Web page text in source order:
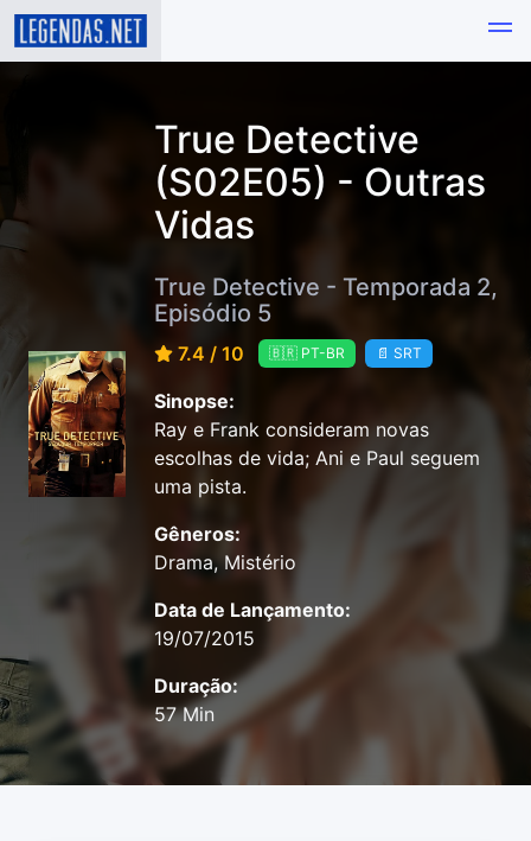
True Detective
(S02E05) - Outras
Vidas
True Detective - Temporada 2,
Episódio 5
7.4 / 10 🇧🇷 PT-BR 📄 SRT
Sinopse:
Ray e Frank consideram novas
escolhas de vida; Ani e Paul seguem
uma pista.
Gêneros:
Drama, Mistério
Data de Lançamento:
19/07/2015
Duração:
57 Min